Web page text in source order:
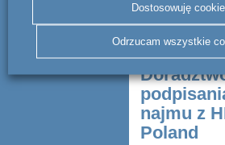
najmu z
Poland
Dostosowuję
Odrzucam wszystkie